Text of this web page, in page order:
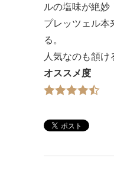
ルの塩味が絶妙
プレッツェル本
る。
人気なのも頷
オススメ度